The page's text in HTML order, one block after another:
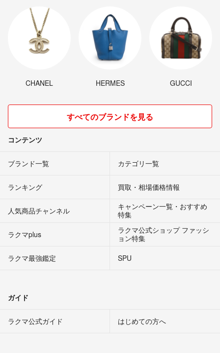
CHANEL HERMES GUCCI
すべてのブランドを見る
コンテンツ
ブランド一覧 カテゴリ一覧
ランキング 買取・相場価格情報
人気商品チャンネル
キャンペーン一覧・おすすめ
特集
ラクマplus
ラクマ公式ショップ ファッシ
ョン特集
ラクマ最強鑑定
SPU
ガイド
ラクマ公式ガイド はじめての方へ